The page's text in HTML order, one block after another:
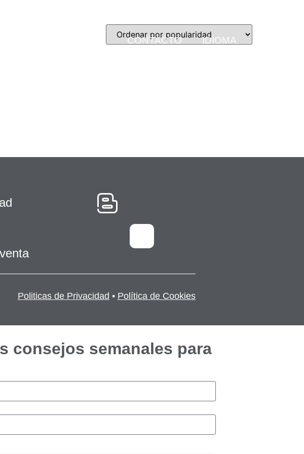
CONTACTO IDIOMA
Politicas de Privacidad • Política de Cookies
consejos semanales para